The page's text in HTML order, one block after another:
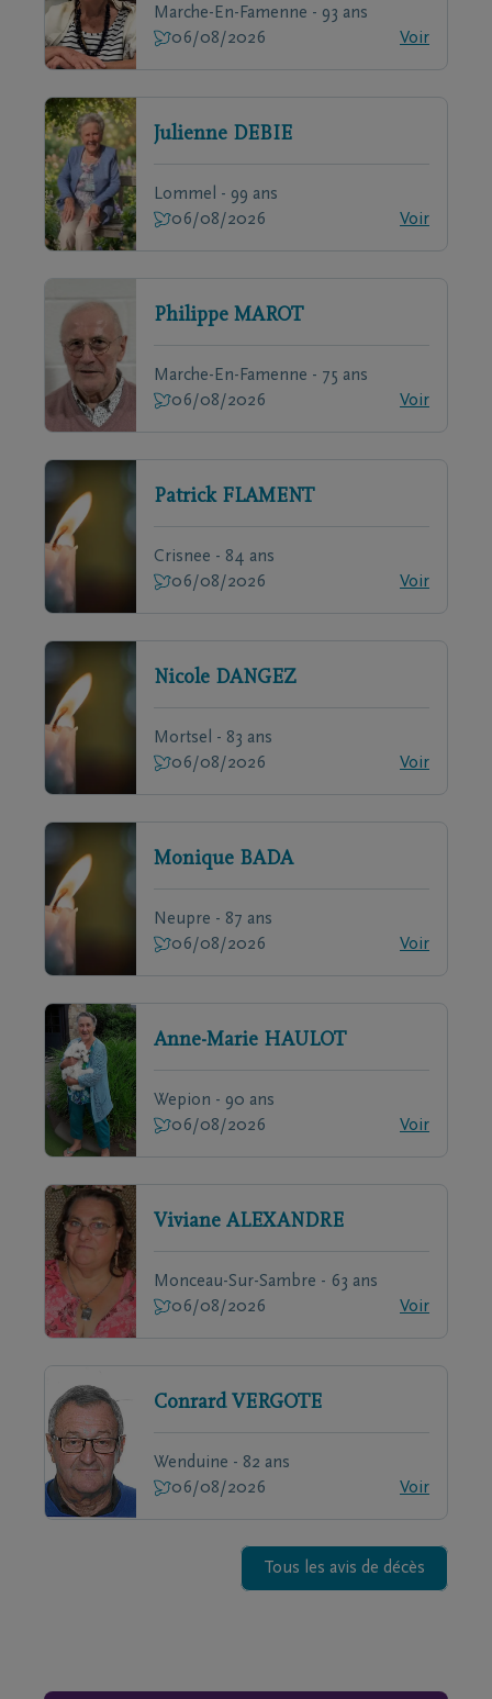
Marche-En-Famenne - 93 ans
06/08/2026
Voir
Julienne DEBIE
Lommel - 99 ans
06/08/2026
Voir
Philippe MAROT
Marche-En-Famenne - 75 ans
06/08/2026
Voir
Patrick FLAMENT
Crisnee - 84 ans
06/08/2026
Voir
Nicole DANGEZ
Mortsel - 83 ans
06/08/2026
Voir
Monique BADA
Neupre - 87 ans
06/08/2026
Voir
Anne-Marie HAULOT
Wepion - 90 ans
06/08/2026
Voir
Viviane ALEXANDRE
Monceau-Sur-Sambre - 63 ans
06/08/2026
Voir
Conrard VERGOTE
Wenduine - 82 ans
06/08/2026
Voir
Tous les avis de décès